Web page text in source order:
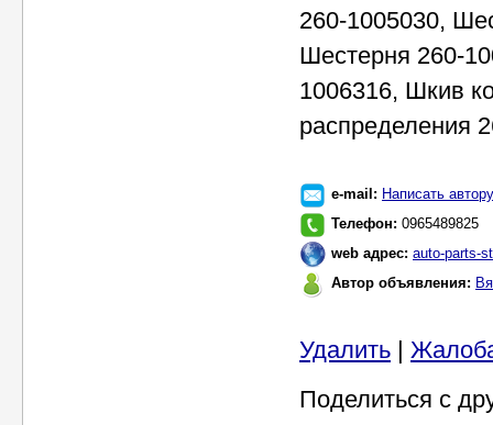
260-1005030,
Шестерня 260-
1006316, Шкив
распределения
e-mail: Написать автору
Телефон: 0965489825
web адрес: auto-parts-
Автор объявления:
Удалить |
Поделиться с